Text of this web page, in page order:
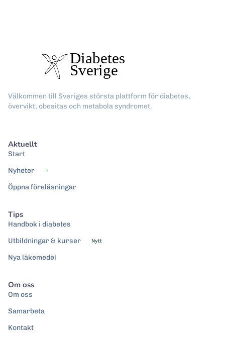
Välkommen till Sveriges största plattform för diabetes,
övervikt, obesitas och metabola syndromet.
Aktuellt
Start
Nyheter
2
Öppna föreläsningar
Tips
Handbok i diabetes
Utbildningar & kurser
Nytt
Nya läkemedel
Om oss
Om oss
Samarbeta
Kontakt